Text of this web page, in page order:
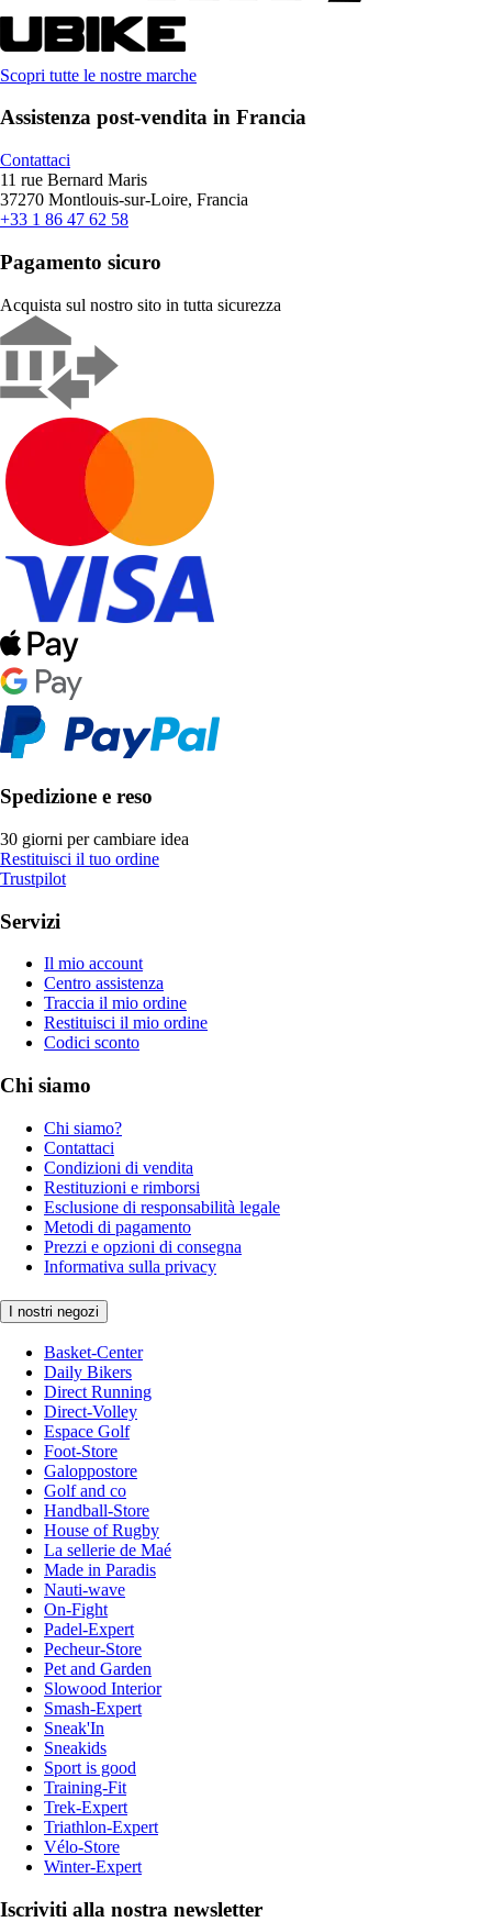
Scopri tutte le nostre marche
Assistenza post-vendita in Francia
Contattaci
11 rue Bernard Maris
37270 Montlouis-sur-Loire, Francia
+33 1 86 47 62 58
Pagamento sicuro
Acquista sul nostro sito in tutta sicurezza
Spedizione e reso
30 giorni per cambiare idea
Restituisci il tuo ordine
Trustpilot
Servizi
Il mio account
Centro assistenza
Traccia il mio ordine
Restituisci il mio ordine
Codici sconto
Chi siamo
Chi siamo?
Contattaci
Condizioni di vendita
Restituzioni e rimborsi
Esclusione di responsabilità legale
Metodi di pagamento
Prezzi e opzioni di consegna
Informativa sulla privacy
I nostri negozi
Basket-Center
Daily Bikers
Direct Running
Direct-Volley
Espace Golf
Foot-Store
Galoppostore
Golf and co
Handball-Store
House of Rugby
La sellerie de Maé
Made in Paradis
Nauti-wave
On-Fight
Padel-Expert
Pecheur-Store
Pet and Garden
Slowood Interior
Smash-Expert
Sneak'In
Sneakids
Sport is good
Training-Fit
Trek-Expert
Triathlon-Expert
Vélo-Store
Winter-Expert
Iscriviti alla nostra newsletter